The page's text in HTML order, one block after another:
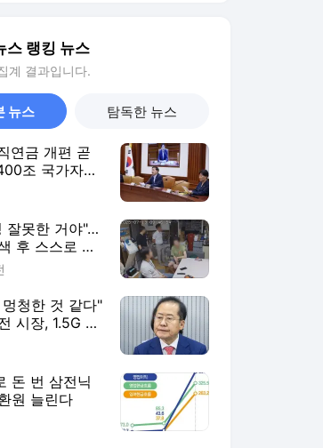
스 랭킹 뉴스
계 결과입니다.
뉴스 탐독한 뉴스
연금 개편 곧
조 국가자산
잘못한 거야"…
후 스스로 목
대, 유족 국가
청한 것 같다"
시장, 1.5G 차
성 뼈 때린 '작
돈 번 삼전닉
원 늘린다